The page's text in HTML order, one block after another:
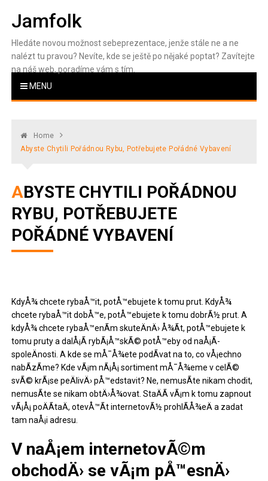
Jamfolk
Hledáte novou možnost sebeprezentace, jenže stále ne a ne
nalézt tu pravou? Nevíte, kde se ještě po nějaké poptat? Zavítejte
na náš web, poradíme vám s tím.
MENU
Home
Abyste Chytili Pořádnou Rybu, Potřebujete Pořádné Vybavení
ABYSTE CHYTILI POŘÁDNOU
RYBU, POTŘEBUJETE
POŘÁDNÉ VYBAVENÍ
KdyÅ¾ chcete rybaÅ™it, potÅ™ebujete k tomu prut. KdyÅ¾
chcete rybaÅ™it dobÅ™e, potÅ™ebujete k tomu dobrÃ½ prut. A
kdyÅ¾ chcete rybaÅ™enÃ­m skuteÄnÄ› Å¾Ã­t, potÅ™ebujete k
tomu pruty a dalÅ¡Ã­rybÃ¡Å™skÃ© potÅ™ebyod naÅ¡Ã­
spoleÄnosti. A kde se mÅ¯Å¾ete podÃ­vat na to, co vÅ¡echno
nabÃ­zÃ­me? Kde vÃ¡m nÃ¡Å¡ sortiment mÅ¯Å¾eme v celÃ©
svÃ© krÃ¡se peÄlivÄ› pÅ™edstavit? Ne, nemusÃ­te nikam chodit,
nemusÃ­te se nikam obtÄ›Å¾ovat. StaÄÃ­ vÃ¡m k tomu zapnout
vÃ¡Å¡ poÄÃ­taÄ, otevÅ™Ã­t internetovÃ½ prohlÃ­Å¾eÄ a zadat
tam naÅ¡i adresu.
V naÅ¡em internetovÃ©m
obchodÄ› se vÃ¡m pÅ™esnÄ›